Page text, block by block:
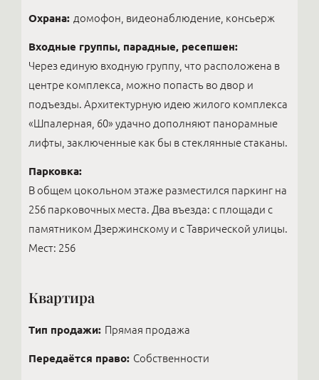
Охрана: домофон, видеонаблюдение, консьерж
Входные группы, парадные, ресепшен:
Через единую входную группу, что расположена в
центре комплекса, можно попасть во двор и
подъезды. Архитектурную идею жилого комплекса
«Шпалерная, 60» удачно дополняют панорамные
лифты, заключенные как бы в стеклянные стаканы.
Парковка:
В общем цокольном этаже разместился паркинг на
256 парковочных места. Два въезда: с площади с
памятником Дзержинскому и с Таврической улицы.
Мест: 256
Квартира
Тип продажи: Прямая продажа
Передаётся право: Собственности